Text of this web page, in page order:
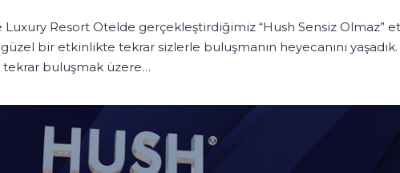
Luxury Resort Otelde gerçekleştirdiğimiz “Hush Sensiz Olmaz”
bir etkinlikte tekrar sizlerle buluşmanın heyecanını
tekrar buluşmak üzere…